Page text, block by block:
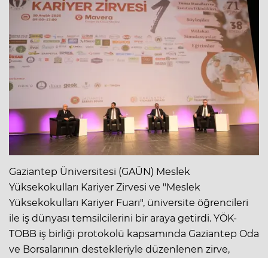
Gaziantep Üniversitesi (GAÜN) Meslek
Yüksekokulları Kariyer Zirvesi ve "Meslek
Yüksekokulları Kariyer Fuarı", üniversite öğrencileri
ile iş dünyası temsilcilerini bir araya getirdi. YÖK-
TOBB iş birliği protokolü kapsamında Gaziantep Oda
ve Borsalarının destekleriyle düzenlenen zirve,